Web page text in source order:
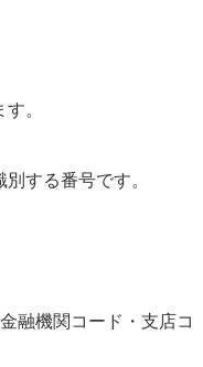
。
する番号です。
融機関コード・支店コ